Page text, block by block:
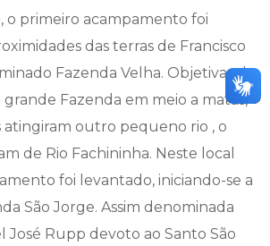
primeiro acampamento foi
das terras de Francisco
Fazenda Velha. Objetivando
Fazenda em meio a matas,
atingiram outro pequeno rio , o
de Rio Fachininha. Neste local
foi levantado, iniciando-se a
São Jorge. Assim denominada
José Rupp devoto ao Santo São